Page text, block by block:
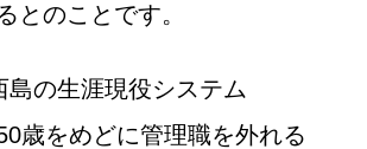
とのことです。
島の生涯現役システム
歳をめどに管理職を外れる